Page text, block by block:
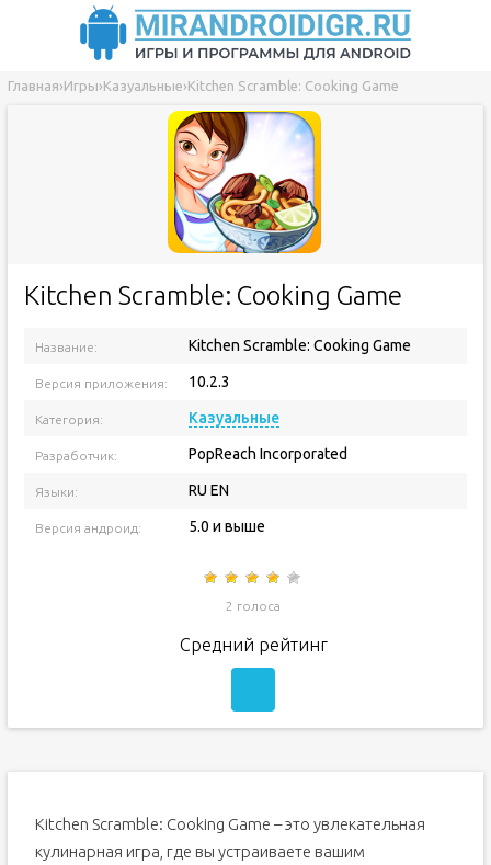
Главная›Игры›Казуальные›Kitchen Scramble: Cooking Game
Kitchen Scramble: Cooking Game
Название: Kitchen Scramble: Cooking Game
Версия приложения: 10.2.3
Категория: Казуальные
Разработчик: PopReach Incorporated
Языки: RU EN
Версия андроид: 5.0 и выше
2 голоса
Средний рейтинг
Kitchen Scramble: Cooking Game – это увлекательная
кулинарная игра, где вы устраиваете вашим